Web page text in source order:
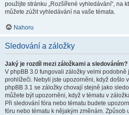
použijte stránku „Rozšířené vyhledávání“, na
můžete zúžit vyhledávání na vaše témata.
Nahoru
Sledování a záložky
Jaký je rozdíl mezi záložkami a sledováním?
V phpBB 3.0 fungovali záložky velmi podobně
prohlížeči. Nebyli jste upozorněni, když došlo
phpBB 3.1 se záložky chovají stejně jako
můžete být upozorněni, když v tématu v
Při sledování fóra nebo tématu budete
fóru nebo tématu k nějakým změnám. Způsob